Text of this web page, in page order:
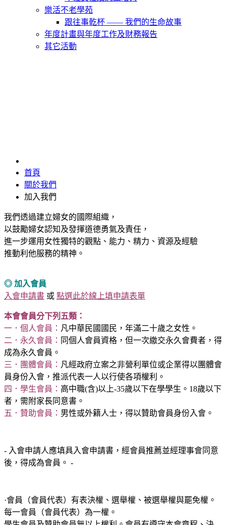
樂活不老學苑
跟往事乾杯 —— 我們的生命故事
年度計畫與年度工作及財務報告
其它活動
首頁
關於我們
加入我們
我們透過建立婦女的國際組織，
以鼓勵婦女認知及發揮道德勇氣及責任，
進一步運用女性獨特的觀點、能力、精力、資源及經驗
推動利他服務的精神。
◎ 加入會員
入會申請書 或 點選此於線上填申請表單
本會會員分下列五類：
一．個人會員： 凡中華民國國民，年滿二十歲之女性。
二．永久會員： 同個人會員資格，但一次繳交永久會費者，得
成為永久會員。
三．團體會員： 凡經政府立案之非營利單位或企業得以團體會
員身份入會，推派代表一人以行使各項權利。
四．學生會員： 高中職(含)以上-35歲以下在學學生。18歲以下
者，需附家長同意書。
五．贊助會員： 男性或外籍人士，得以贊助會員身份入會。
- 入會申請人應填具入會申請書，經會員推薦並經理事會同意
後，得成為會員。 -
·會員（會員代表）有表決權、選舉權、被選舉權與罷免權。
每一會員（會員代表）為一權。